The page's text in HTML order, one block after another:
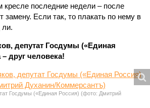
кресле последние недели – после
замену. Если так, то плакать по нему в
ли.
депутат Госдумы («Единая
друг человека!
Госдумы («Единая Россия) (фото: Дмитрий